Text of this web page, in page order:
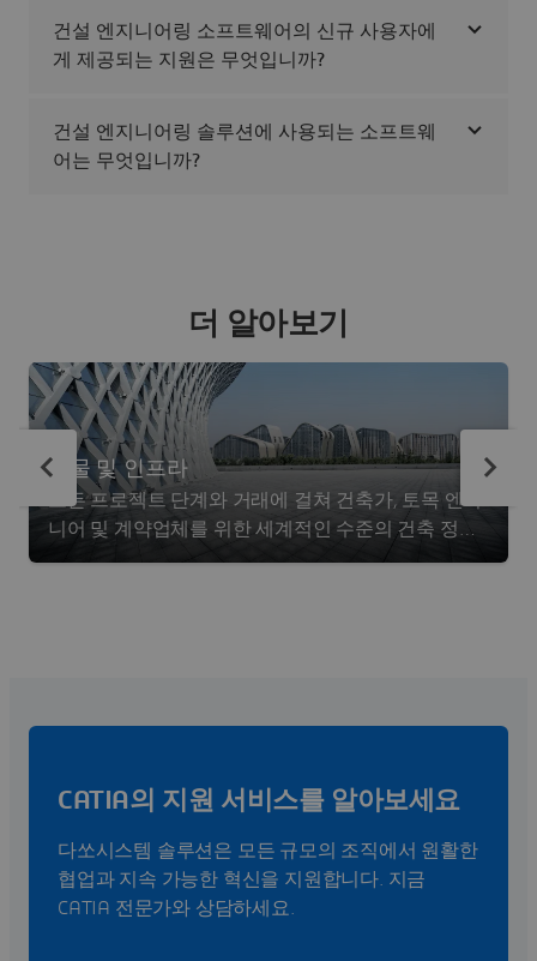
건설 엔지니어링 소프트웨어의 신규 사용자에
게 제공되는 지원은 무엇입니까?
건설 엔지니어링 솔루션에 사용되는 소프트웨
어는 무엇입니까?
더 알아보기
건물 및 인프라
모든 프로젝트 단계와 거래에 걸쳐 건축가, 토목 엔지
니어 및 계약업체를 위한 세계적인 수준의 건축 정보
CATIA의 지원 서비스를 알아보세요
다쏘시스템 솔루션은 모든 규모의 조직에서 원활한
협업과 지속 가능한 혁신을 지원합니다. 지금
CATIA 전문가와 상담하세요.